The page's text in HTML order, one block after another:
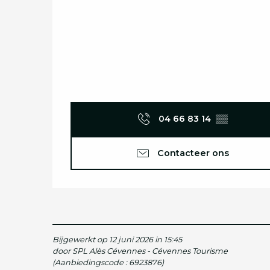
04 66 83 14 ▒▒
Contacteer ons
Bijgewerkt op 12 juni 2026 in 15:45
door SPL Alès Cévennes - Cévennes Tourisme
(Aanbiedingscode : 6923876)